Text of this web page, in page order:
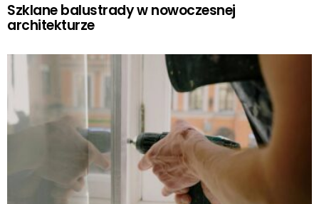
Szklane balustrady w nowoczesnej
architekturze